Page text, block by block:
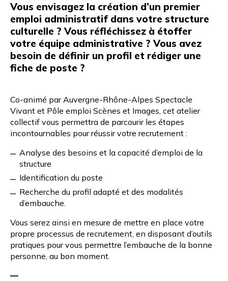
Vous envisagez la création d’un premier
emploi administratif dans votre structure
culturelle ? Vous réfléchissez à étoffer
votre équipe administrative ? Vous avez
besoin de définir un profil et rédiger une
fiche de poste ?
Co-animé par Auvergne-Rhône-Alpes Spectacle
Vivant et Pôle emploi Scènes et Images, cet atelier
collectif vous permettra de parcourir les étapes
incontournables pour réussir votre recrutement :
Analyse des besoins et la capacité d’emploi de la
structure
Identification du poste
Recherche du profil adapté et des modalités
d’embauche.
Vous serez ainsi en mesure de mettre en place votre
propre processus de recrutement, en disposant d’outils
pratiques pour vous permettre l’embauche de la bonne
personne, au bon moment.
—